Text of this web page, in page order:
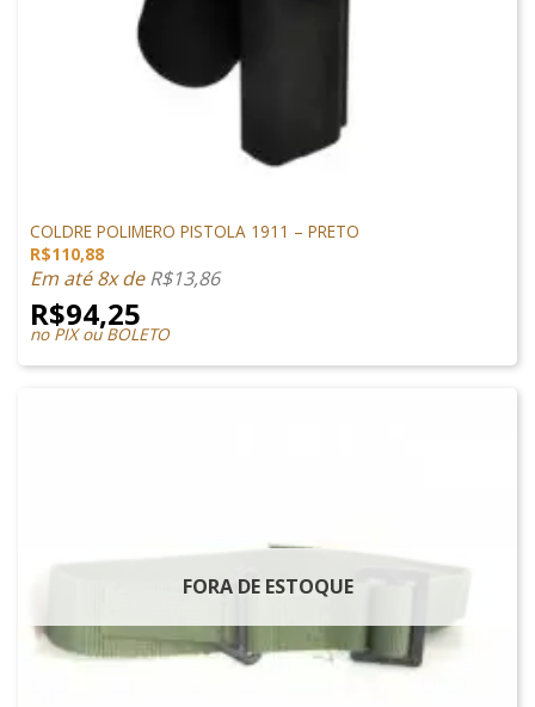
COLDRE POLIMERO PISTOLA 1911 – PRETO
R$110,88
Em até 8x deR$13,86
R$94,25
no PIX ou BOLETO
FORA DE ESTOQUE